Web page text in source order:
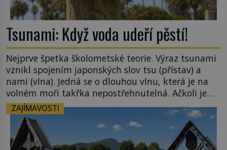
Tsunami: Když voda udeří pěstí!
Nejprve špetka školometské teorie. Výraz tsunami
vznikl spojením japonských slov tsu (přístav) a
nami (vlna). Jedná se o dlouhou vlnu, která je na
volném moři takřka nepostřehnutelná. Ačkoli je
vlnová délka tsunami i 300 kilometrů, výška vlny
na volném moři je maximálně 1,5 metru. Máme se
podobné obří vlny obávat i v Evropě? Vznik
tsunami si […]
ZAJÍMAVOSTI